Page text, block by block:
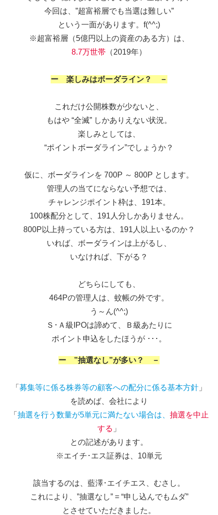
今回は、”超富裕層でも当選は難しい”
という一面があります。f(^^;)
※超富裕層（5億円以上の資産のある方）は、
8.7万世帯 （2019年）
ー 楽しみはボーダライン？ －
これだけ公開株数が少ないと、
もはや “全滅” しかありえない状況。
楽しみとしては、
“ポイントボーダライン”でしょうか？
仮に、ボーダラインを 700P ～ 800P とします。
管理人の当てにならない予想では、
チャレンジポイント枠は、191本。
100株配分として、191人分しかありません。
800P以上持っている方は、191人以上いるのか？
いれば、ボーダラインは上がるし、
いなければ、下がる？
どちらにしても、
464Pの管理人は、蚊帳の外です。
う～ん(^^;)
Ｓ･Ａ級IPOは諦めて、Ｂ級あたりに
ポイント申込をしたほうが ･･･。
ー ”抽選なし”が多い？ －
「 募集等に係る株券等の顧客への配分に係る基本方針 」
を読めば、会社により
「 抽選を行う数量が5単元に満たない場合は、 抽選を中止
する 」
との記述があります。
※エイチ･エス証券は、10単元
該当するのは、藍澤･エイチエス、むさし。
これにより、”抽選なし” = “申し込んでもムダ”
とさせていただきました。